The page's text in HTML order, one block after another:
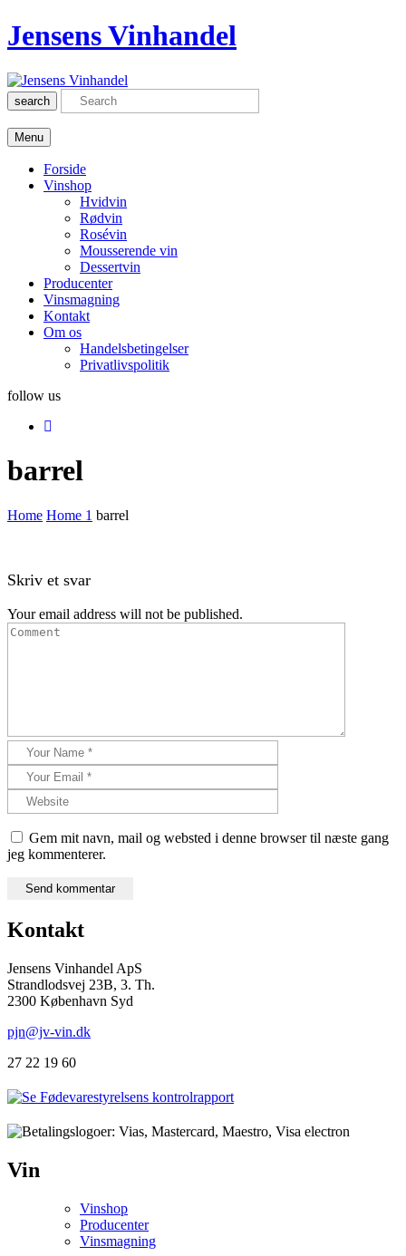
Jensens Vinhandel
search
Menu
Forside
Vinshop
Hvidvin
Rødvin
Rosévin
Mousserende vin
Dessertvin
Producenter
Vinsmagning
Kontakt
Om os
Handelsbetingelser
Privatlivspolitik
follow us
barrel
Home Home 1 barrel
Skriv et svar
Your email address will not be published.
Gem mit navn, mail og websted i denne browser til næste gang
jeg kommenterer.
Kontakt
Jensens Vinhandel ApS
Strandlodsvej 23B, 3. Th.
2300 København Syd
pjn@jv-vin.dk
27 22 19 60
Vin
Vinshop
Producenter
Vinsmagning